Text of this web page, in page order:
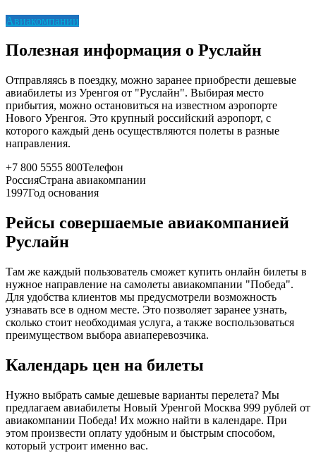
Авиакомпании
Полезная информация о Руслайн
Отправляясь в поездку, можно заранее приобрести дешевые
авиабилеты из Уренгоя от "Руслайн". Выбирая место
прибытия, можно остановиться на известном аэропорте
Нового Уренгоя. Это крупный российский аэропорт, с
которого каждый день осуществляются полеты в разные
направления.
+7 800 5555 800Телефон
РоссияСтрана авиакомпании
1997Год основания
Рейсы совершаемые авиакомпанией
Руслайн
Там же каждый пользователь сможет купить онлайн билеты в
нужное направление на самолеты авиакомпании "Победа".
Для удобства клиентов мы предусмотрели возможность
узнавать все в одном месте. Это позволяет заранее узнать,
сколько стоит необходимая услуга, а также воспользоваться
преимуществом выбора авиаперевозчика.
Календарь цен на билеты
Нужно выбрать самые дешевые варианты перелета? Мы
предлагаем авиабилеты Новый Уренгой Москва 999 рублей от
авиакомпании Победа! Их можно найти в календаре. При
этом произвести оплату удобным и быстрым способом,
который устроит именно вас.